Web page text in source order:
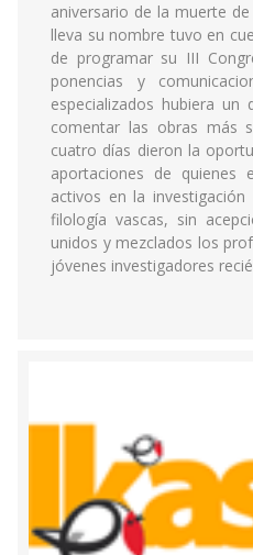
aniversario de la muerte
lleva su nombre tuvo en
de programar su III
ponencias y
especializados hubiera
comentar las obras más
cuatro días dieron la
aportaciones de quienes
activos en la
filología vascas, sin
unidos y mezclados los
jóvenes investigadores